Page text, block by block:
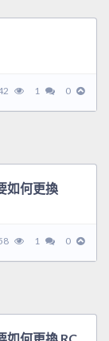
1 0
如何更換
1 0